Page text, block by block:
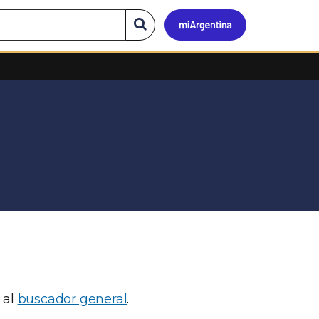
Mi
Buscar
en
el
buscador general.